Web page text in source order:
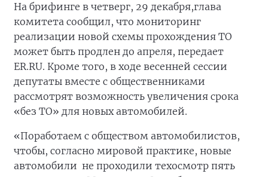
На брифинге в четверг, 29 декабря,глава
комитета сообщил, что мониторинг
реализации новой схемы прохождения ТО
может быть продлен до апреля, передает
ER.RU. Кроме того, в ходе весенней сессии
депутаты вместе с общественниками
рассмотрят возможность увеличения срока
«без ТО» для новых автомобилей.
«Поработаем с обществом автомобилистов,
чтобы, согласно мировой практике, новые
автомобили не проходили техосмотр пять